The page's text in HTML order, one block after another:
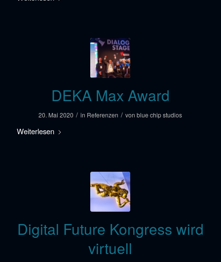
DEKA Max Award
20. Mai 2020 / in Referenzen / vonblue chip studios
Weiterlesen
Digital Future Kongress wird
virtuell